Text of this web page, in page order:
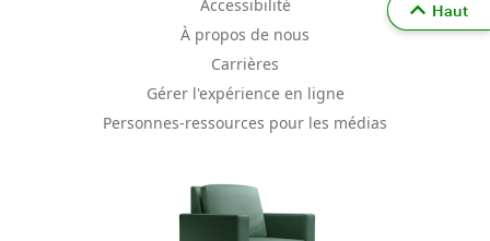
Accessibilité
À propos de nous
Carrières
Gérer l'expérience en ligne
Personnes-ressources pour les médias
Haut